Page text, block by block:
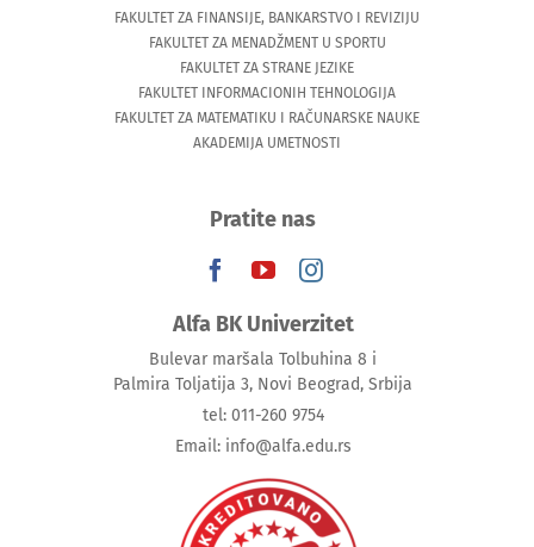
FAKULTET ZA FINANSIJE, BANKARSTVO I REVIZIJU
FAKULTET ZA MENADŽMENT U SPORTU
FAKULTET ZA STRANE JEZIKE
FAKULTET INFORMACIONIH TEHNOLOGIJA
FAKULTET ZA MATEMATIKU I RAČUNARSKE NAUKE
AKADEMIJA UMETNOSTI
Pratite nas
Alfa BK Univerzitet
Bulevar maršala Tolbuhina 8 i
Palmira Toljatija 3, Novi Beograd, Srbija
tel: 011-260 9754
Email: info@alfa.edu.rs